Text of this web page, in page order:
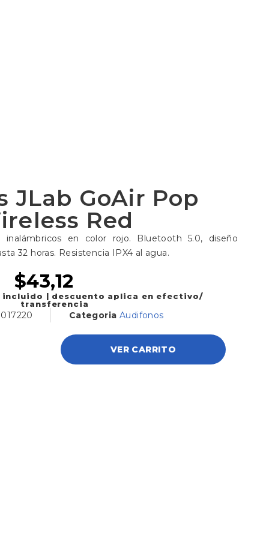
JLab GoAir Pop
Red
inalámbricos en color rojo. Bluetooth 5.0, diseño
32 horas. Resistencia IPX4 al agua.
$43,12
incluido | descuento aplica en efectivo/
transferencia
Categoria Audifonos
VER CARRITO